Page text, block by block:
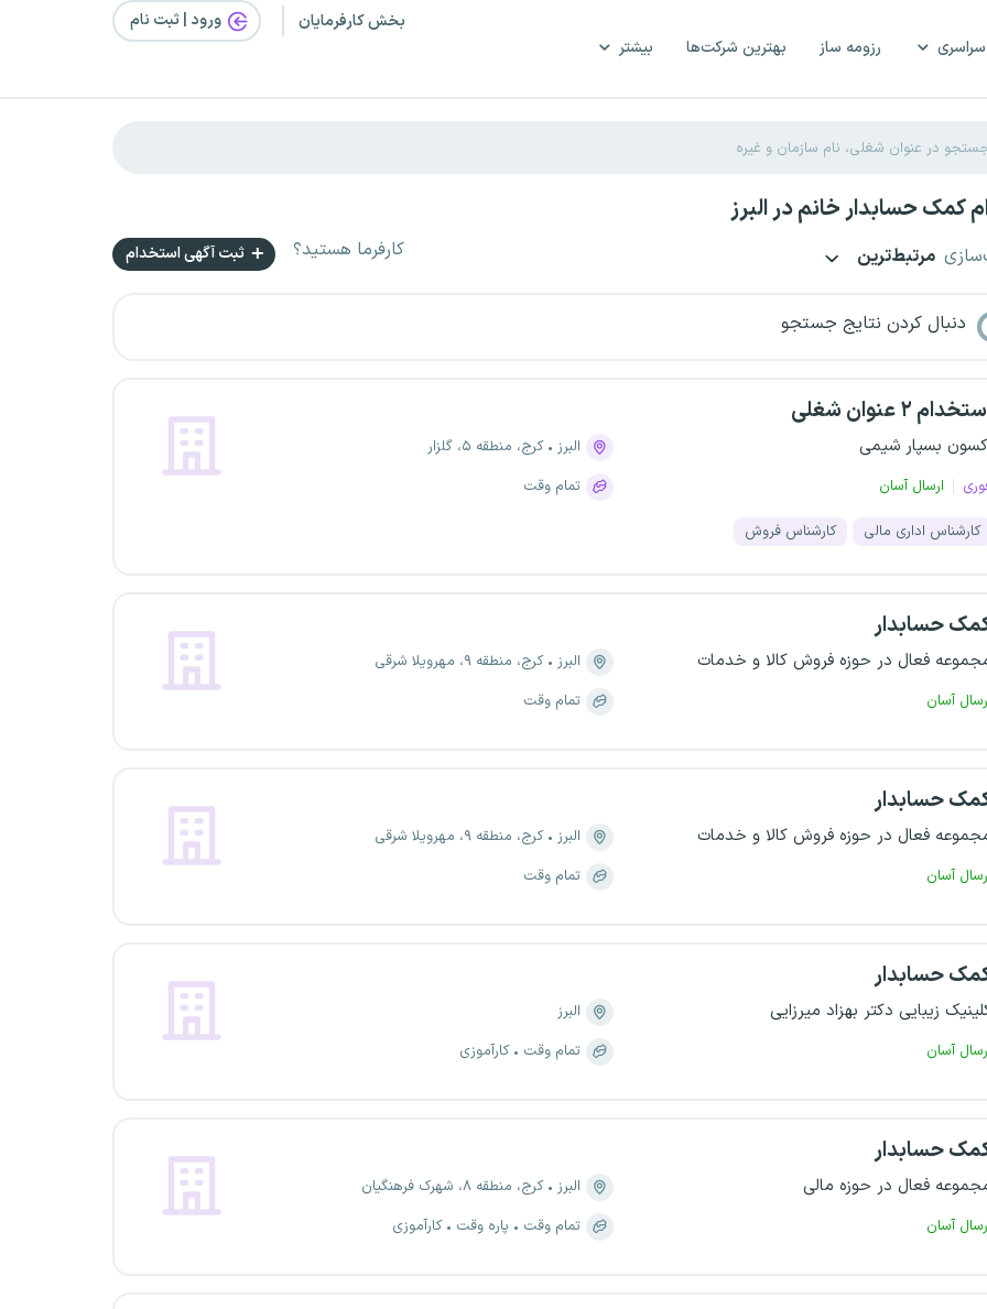
رزومه ساز بهترین شرکت‌ها بیشتر
بخش کارفرمایان ورود | ثبت‌ نام
کمک حسابدار خانم در البرز
مرتبط‌ترین کارفرما هستید؟ ثبت آگهی استخدام
دنبال کردن نتایج جستجو
۲ عنوان شغلی
بسپار شیمی
ارسال آسان
البرز
کرج، منطقه ۵، گلزار
تمام وقت
کارشناس اداری مالی کارشناس فروش
حسابدار
فعال در حوزه فروش کالا و خدمات
آسان
البرز
کرج، منطقه ۹، مهرویلا شرقی
تمام وقت
حسابدار
فعال در حوزه فروش کالا و خدمات
آسان
البرز
کرج، منطقه ۹، مهرویلا شرقی
تمام وقت
حسابدار
زیبایی دکتر بهزاد میرزایی
آسان
البرز
تمام وقت
کارآموزی
حسابدار
فعال در حوزه مالی
آسان
البرز
کرج، منطقه ۸، شهرک فرهنگیان
تمام وقت
پاره وقت کارآموزی